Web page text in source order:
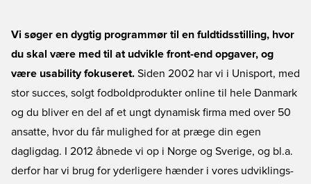
Vi søger en dygtig programmør til en fuldtidsstilling, hvor
du skal være med til at udvikle front-end opgaver, og
være usability fokuseret. Siden 2002 har vi i Unisport, med
stor succes, solgt fodboldprodukter online til hele Danmark
og du bliver en del af et ungt dynamisk firma med over 50
ansatte, hvor du får mulighed for at præge din egen
dagligdag. I 2012 åbnede vi op i Norge og Sverige, og bl.a.
derfor har vi brug for yderligere hænder i vores udviklings-